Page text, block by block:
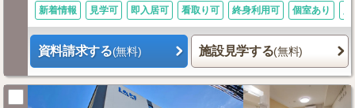
新着情報 見学可 即入居可 看取り可 終身利用可 個室あり
資料請求する(無料) 施設見学する(無料)